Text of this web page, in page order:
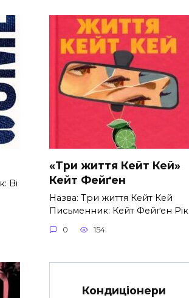
Ві
«Три життя Кейт Кей»
Кейт Фейґен
Назва: Три життя Кейт Кей
Письменник: Кейт Фейґен Рік
0 154
Кондиціонери